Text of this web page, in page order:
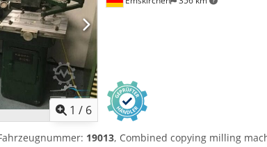
1 / 6
19013, Combined copying milling